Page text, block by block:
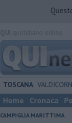
TOSCANA
Home Cronaca
CAMPIGLIA MARITTIMA